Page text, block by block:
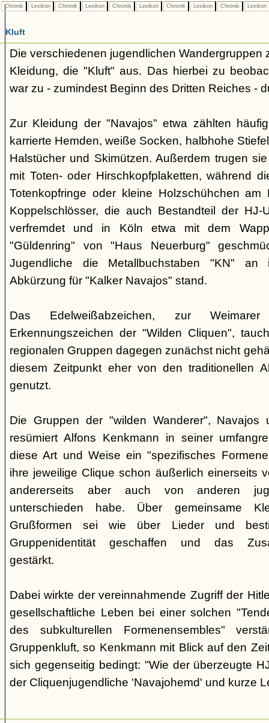
Chronik Lexikon Chronik Lexikon Chronik Lexikon Chronik Lexikon Chronik Lexikon
Kluft
Die verschiedenen jugendlichen Wandergruppen
Kleidung, die "Kluft" aus. Das hierbei zu
war zu - zumindest Beginn des Dritten Reiches -
Zur Kleidung der "Navajos" etwa zählten
karrierte Hemden, weiße Socken, halbhohe
Halstücher und Skimützen. Außerdem trugen
mit Toten- oder Hirschkopfplaketten, während
Totenkopfringe oder kleine Holzschühchen am
Koppelschlösser, die auch Bestandteil der HJ-
verfremdet und in Köln etwa mit dem
"Güldenring" von "Haus Neuerburg"
Jugendliche die Metallbuchstaben "KN"
Abkürzung für "Kalker Navajos" stand.
Das Edelweißabzeichen, zur
Erkennungszeichen der "Wilden Cliquen",
regionalen Gruppen dagegen zunächst nicht
diesem Zeitpunkt eher von den traditionellen
genutzt.
Die Gruppen der "wilden Wanderer", Navajos
resümiert Alfons Kenkmann in seiner
diese Art und Weise ein "spezifisches
ihre jeweilige Clique schon äußerlich einerseits
andererseits aber auch von anderen
unterschieden habe. Über gemeinsame
Grußformen sei wie über Lieder und
Gruppenidentität geschaffen und das
gestärkt.
Dabei wirkte der vereinnahmende Zugriff der
gesellschaftliche Leben bei einer solchen
des subkulturellen Formenensembles"
Gruppenkluft, so Kenkmann mit Blick auf den
sich gegenseitig bedingt: "Wie der überzeugte
der Cliquenjugendliche 'Navajohemd' und kurze